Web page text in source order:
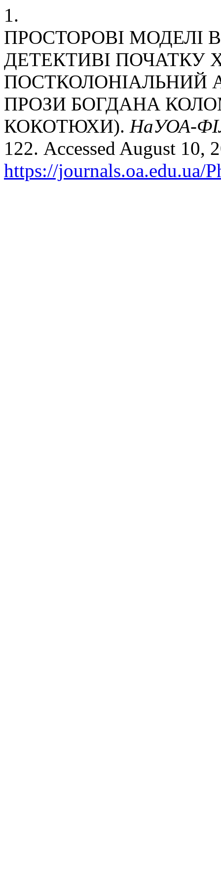
1.
ПРОСТОРОВІ МОДЕЛІ
ДЕТЕКТИВІ ПОЧАТКУ
ПОСТКОЛОНІАЛЬНИЙ
ПРОЗИ БОГДАНА
КОКОТЮХИ). НаУОА-
122. Accessed August 10,
https://journals.oa.edu.ua/